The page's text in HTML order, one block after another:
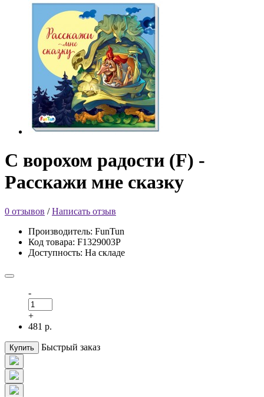
С ворохом радости (F) -
Расскажи мне сказку
0 отзывов /Написать отзыв
Производитель: FunTun
Код товара: F1329003Р
Доступность: На складе
-
+
481 р.
Купить Быстрый заказ